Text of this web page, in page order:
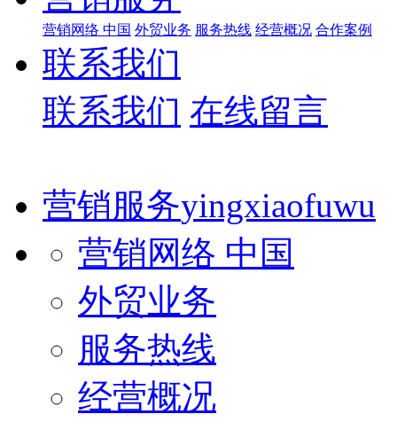
营销网络 中国 外贸业务 服务热线 经营概况 合作案例
联系我们
联系我们 在线留言
营销服务yingxiaofuwu
营销网络 中国
外贸业务
服务热线
经营概况